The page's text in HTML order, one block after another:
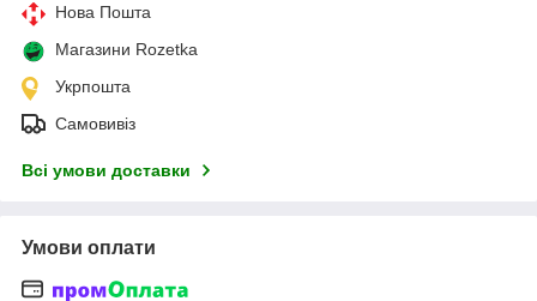
Нова Пошта
Магазини Rozetka
Укрпошта
Самовивіз
Всі умови доставки
Умови оплати